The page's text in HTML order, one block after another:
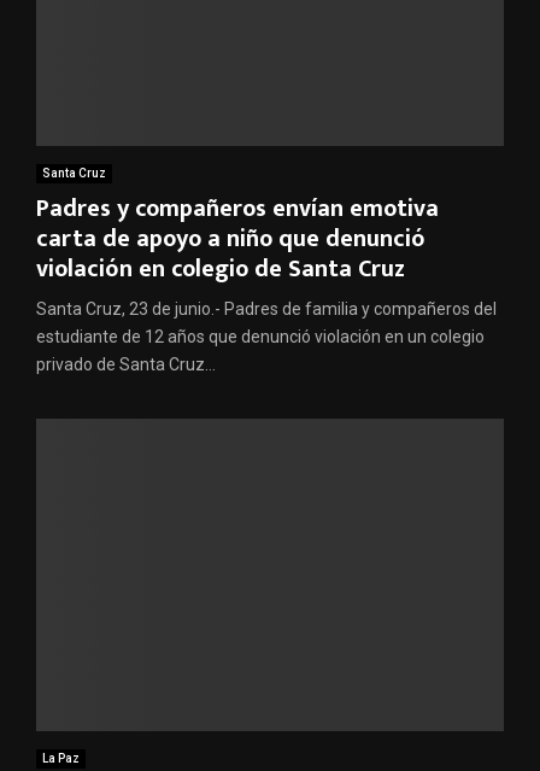
Santa Cruz
Padres y compañeros envían emotiva
carta de apoyo a niño que denunció
violación en colegio de Santa Cruz
Santa Cruz, 23 de junio.- Padres de familia y compañeros del
estudiante de 12 años que denunció violación en un colegio
privado de Santa Cruz...
La Paz